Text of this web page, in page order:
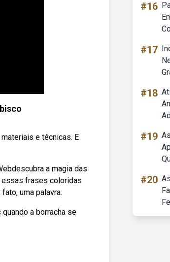
e técnicas. E
a magia das
essas frases coloridas
uma palavra.
a borracha se
#16
#17
#18
#19
#20